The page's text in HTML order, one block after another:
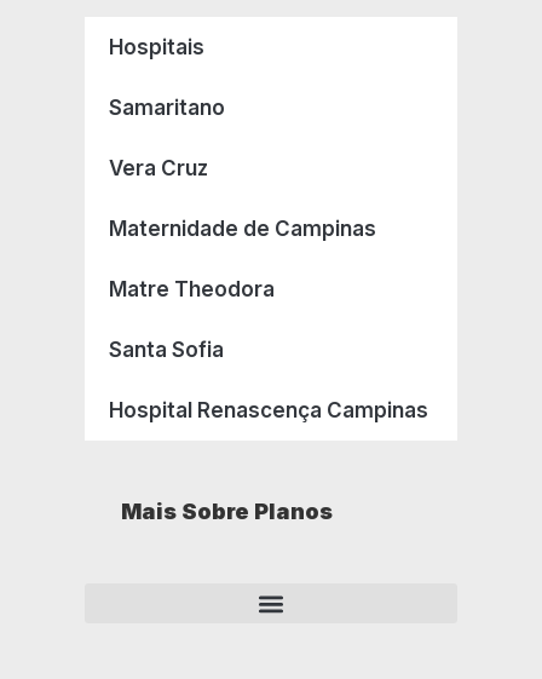
Hospitais
Samaritano
Vera Cruz
Maternidade de Campinas
Matre Theodora
Santa Sofia
Hospital Renascença Campinas
Mais Sobre Planos